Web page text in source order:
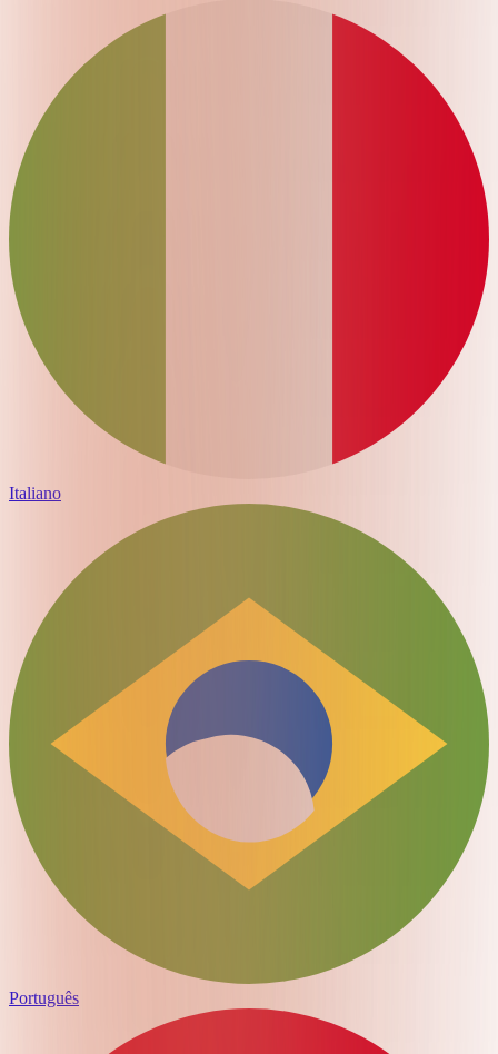
Italiano
Português